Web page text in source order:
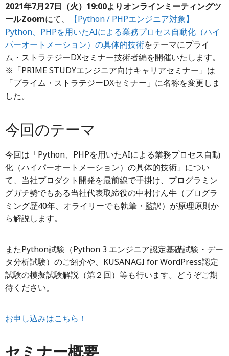
2021年7月27日（火）19:00よりオンラインミーティングツ
ールZoomにて、
【Python / PHPエンジニア対象】
Python、PHPを用いたAIによる業務プロセス自動化（ハイ
パーオートメーション）の具体的技術をテーマにプライ
ム・ストラテジーDXセミナー技術者編を開催いたします。
※「PRIME STUDYエンジニア向けキャリアセミナー」は
「プライム・ストラテジーDXセミナー」に名称を変更しま
した。
今回のテーマ
今回は「Python、PHPを用いたAIによる業務プロセス自動
化（ハイパーオートメーション）の具体的技術」につい
て、当社プロダクト開発を最前線で手掛け、プログラミン
グガチ勢でもある当社代表取締役の中村けん牛（プログラ
ミング歴40年、オライリーでも執筆・監訳）が原理原則か
ら解説します。
またPython試験（Python 3 エンジニア認定基礎試験・デー
タ分析試験）のご紹介や、KUSANAGI for WordPress認定
試験の模擬試験解説（第２回）等も行います。どうぞご期
待ください。
お申し込みはこちら！
セミナー概要